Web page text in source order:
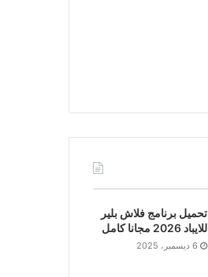
تحميل برنامج فلاش بلير
للايباد 2026 مجانا كامل
6 ديسمبر، 2025